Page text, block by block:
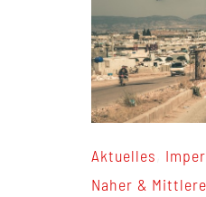
Aktuelles
Naher &